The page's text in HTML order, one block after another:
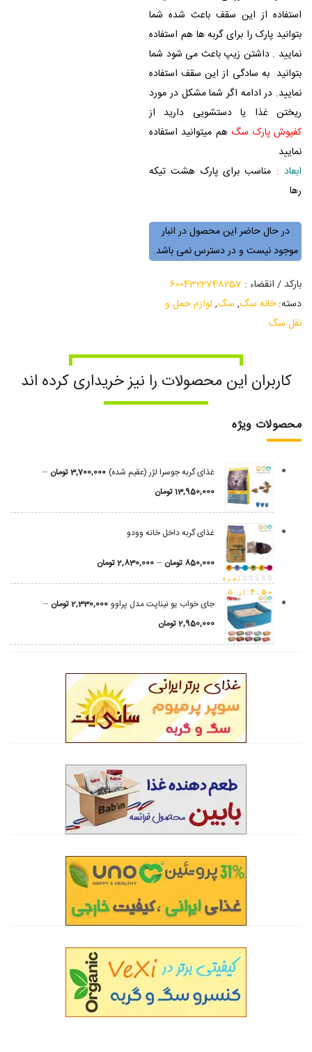
استفاده از این سقف باعث شده شما
بتوانید پارک را برای گربه ها هم استفاده
نمایید . داشتن زیپ باعث می شود شما
بتوانید به سادگی از این سقف استفاده
نمایید. در ادامه اگر شما مشکل در مورد
ریختن غذا یا دستشویی دارید از
کفپوش پارک سگ هم میتوانید استفاده
نمایید
ابعاد : مناسب برای پارک هشت تیکه
رها
در حال حاضر این محصول در انبار
موجود نیست و در دسترس نمی باشد.
بارکد / انقضاء : 6004322748257
دسته:خانه سگ, سگ, لوازم حمل و
نقل سگ
کاربران این محصولات را نیز خریداری کرده اند
محصولات ویژه
غذای گربه جوسرا لژر (عقیم شده) 3,700,000تومان –
13,950,000تومان
غذای گربه داخل خانه وودو
نمره
4.50 از 5
850,000 تومان –
2,830,000تومان
جای خواب یو نیناپت مدل پراوو 2,330,000تومان –
2,950,000تومان